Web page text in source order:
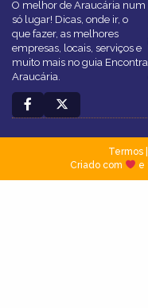
O melhor de Araucária num
só lugar! Dicas, onde ir, o
que fazer, as melhores
empresas, locais, serviços e
muito mais no guia Encontra
Araucária.
Termos|
Criado com
e